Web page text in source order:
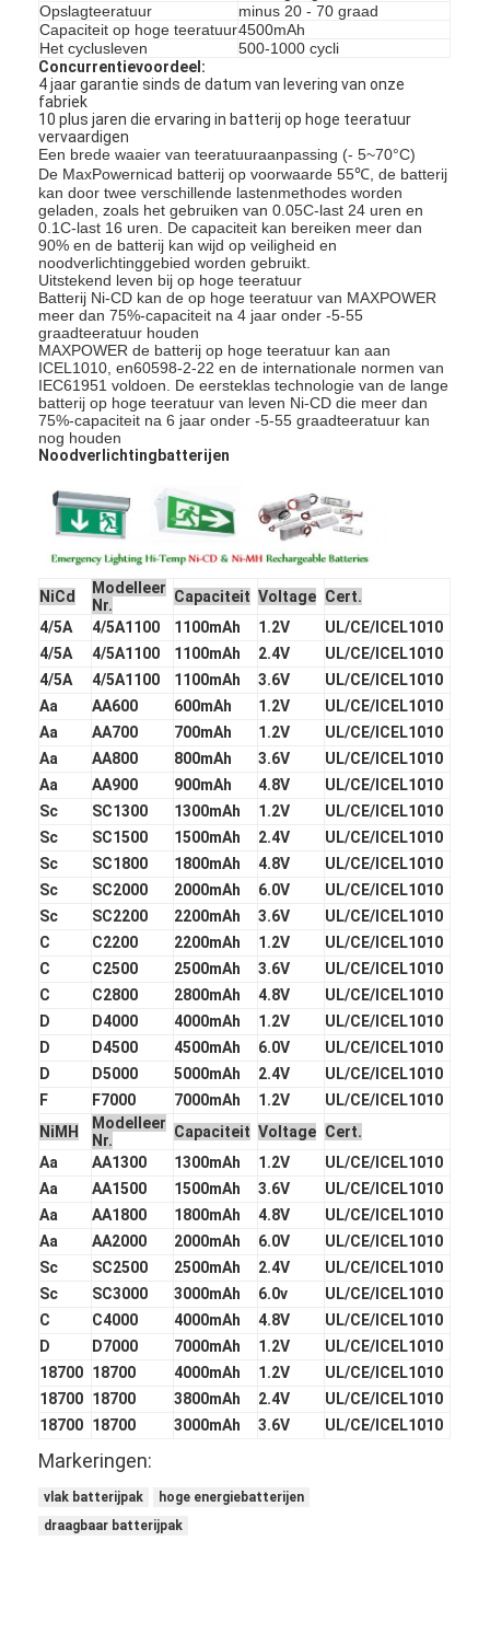
Huis
Producten
Ongeveer ons
Fabrieksreis
Kwaliteitscontrole
Contacteer ons
Nieuws
Chat Nu
lithium ionen navulbare batterijen
Lithium Polymer batterij
energieaccu's
NiMH oplaadbare batterijen
NiCd-oplaadbare batterijen
LCD Battery Charger
NiMH accu 's
NiCd accu packs
Lithium ion accu 's
Oplaadbare Staafla batterij
De Batterij van Li Mno2
De Batterij van Li Socl2
Primaire Lithiumbatterij
hybride autobatterij
Opslagteeratuur
minus 20 - 70 graad
Capaciteit op hoge teeratuur4500mAh
Het cyclusleven
500-1000 cycli
Concurrentievoordeel:
4 jaar garantie sinds de datum van levering van onze
fabriek
10 plus jaren die ervaring in batterij op hoge teeratuur
vervaardigen
Een brede waaier van teeratuuraanpassing (- 5~70°C)
De MaxPowernicad batterij op voorwaarde 55℃, de batterij
kan door twee verschillende lastenmethodes worden
geladen, zoals het gebruiken van 0.05C-last 24 uren en
0.1C-last 16 uren. De capaciteit kan bereiken meer dan
90% en de batterij kan wijd op veiligheid en
noodverlichtinggebied worden gebruikt.
Uitstekend leven bij op hoge teeratuur
Batterij Ni-CD kan de op hoge teeratuur van MAXPOWER
meer dan 75%-capaciteit na 4 jaar onder -5-55
graadteeratuur houden
MAXPOWER de batterij op hoge teeratuur kan aan
ICEL1010, en60598-2-22 en de internationale normen van
IEC61951 voldoen. De eersteklas technologie van de lange
batterij op hoge teeratuur van leven Ni-CD die meer dan
75%-capaciteit na 6 jaar onder -5-55 graadteeratuur kan
nog houden
Noodverlichtingbatterijen
NiCd
Modelleer
Nr.
Capaciteit Voltage Cert.
4/5A
4/5A1100 1100mAh 1.2V
UL/CE/ICEL1010
4/5A
4/5A1100 1100mAh 2.4V
UL/CE/ICEL1010
4/5A
4/5A1100 1100mAh 3.6V
UL/CE/ICEL1010
Aa
AA600 600mAh 1.2V
UL/CE/ICEL1010
Aa
AA700 700mAh 1.2V
UL/CE/ICEL1010
Aa
AA800 800mAh 3.6V
UL/CE/ICEL1010
Aa
AA900 900mAh 4.8V
UL/CE/ICEL1010
Sc
SC1300 1300mAh 1.2V
UL/CE/ICEL1010
Sc
SC1500 1500mAh 2.4V
UL/CE/ICEL1010
Sc
SC1800 1800mAh 4.8V
UL/CE/ICEL1010
Sc
SC2000 2000mAh 6.0V
UL/CE/ICEL1010
Sc
SC2200 2200mAh 3.6V
UL/CE/ICEL1010
C
C2200 2200mAh 1.2V
UL/CE/ICEL1010
C
C2500 2500mAh 3.6V
UL/CE/ICEL1010
C
C2800 2800mAh 4.8V
UL/CE/ICEL1010
D
D4000 4000mAh 1.2V
UL/CE/ICEL1010
D
D4500 4500mAh 6.0V
UL/CE/ICEL1010
D
D5000 5000mAh 2.4V
UL/CE/ICEL1010
F
F7000 7000mAh 1.2V
UL/CE/ICEL1010
NiMH
Modelleer
Nr.
Capaciteit Voltage Cert.
Aa
AA1300 1300mAh 1.2V
UL/CE/ICEL1010
Aa
AA1500 1500mAh 3.6V
UL/CE/ICEL1010
Aa
AA1800 1800mAh 4.8V
UL/CE/ICEL1010
Aa
AA2000 2000mAh 6.0V
UL/CE/ICEL1010
Sc
SC2500 2500mAh 2.4V
UL/CE/ICEL1010
Sc
SC3000 3000mAh 6.0v
UL/CE/ICEL1010
C
C4000 4000mAh 4.8V
UL/CE/ICEL1010
D
D7000 7000mAh 1.2V
UL/CE/ICEL1010
18700 18700 4000mAh 1.2V
UL/CE/ICEL1010
18700 18700 3800mAh 2.4V
UL/CE/ICEL1010
18700 18700 3000mAh 3.6V UL/CE/ICEL1010
Markeringen:
vlak batterijpak
hoge energiebatterijen
draagbaar batterijpak